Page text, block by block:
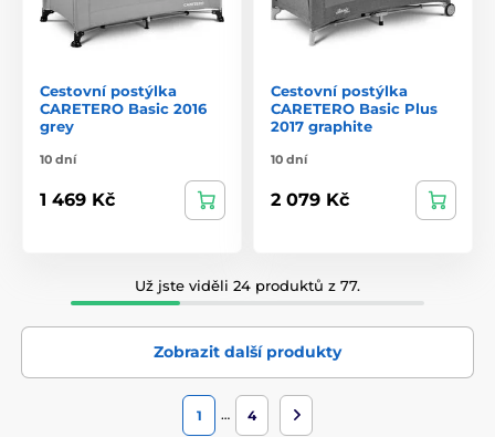
Cestovní postýlka
CARETERO Basic 2016
grey
10 dní
1 469 Kč
Cestovní postýlka
CARETERO Basic Plus
2017 graphite
10 dní
2 079 Kč
Už jste viděli 24 produktů z 77.
Zobrazit další produkty
1 … 4